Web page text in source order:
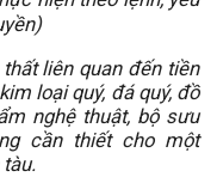
liên quan đến tiền
loại quý, đá quý, đồ
nghệ thuật, bộ sưu
cần thiết cho một